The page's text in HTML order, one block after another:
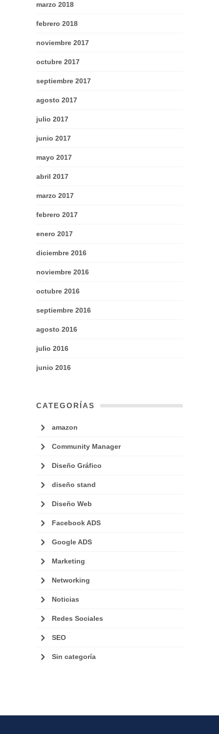
marzo 2018
febrero 2018
noviembre 2017
octubre 2017
septiembre 2017
agosto 2017
julio 2017
junio 2017
mayo 2017
abril 2017
marzo 2017
febrero 2017
enero 2017
diciembre 2016
noviembre 2016
octubre 2016
septiembre 2016
agosto 2016
julio 2016
junio 2016
CATEGORÍAS
amazon
Community Manager
Diseño Gráfico
diseño stand
Diseño Web
Facebook ADS
Google ADS
Marketing
Networking
Noticias
Redes Sociales
SEO
Sin categoría